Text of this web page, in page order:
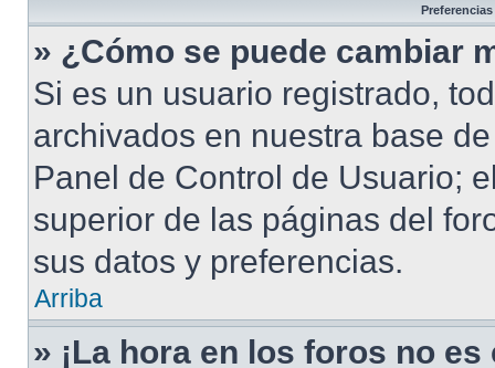
» ¿Cómo se puede cambiar
Si es un usuario registrado,
archivados en nuestra base
Panel de Control de Usuario;
superior de las páginas del
sus datos y preferencias.
Arriba
» ¡La hora en los foros no